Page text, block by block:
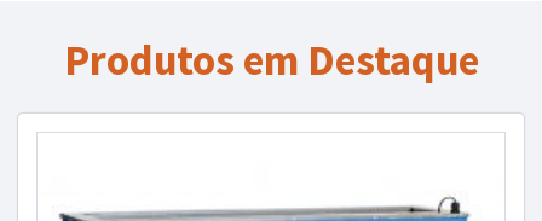
Produtos em Destaque